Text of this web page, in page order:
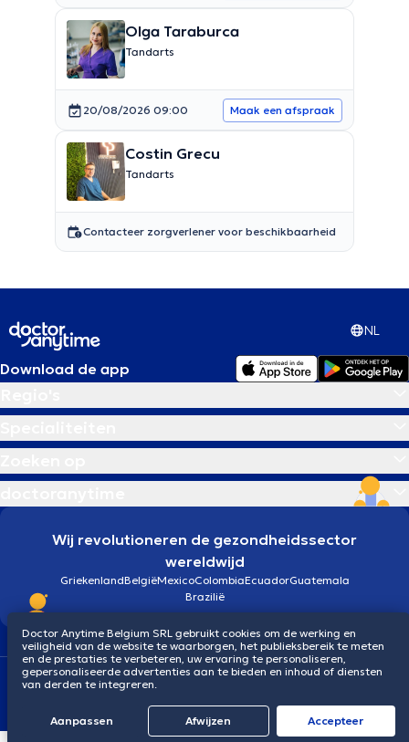
Olga Taraburca
Tandarts
20/08/2026 09:00 Maak een afspraak
Costin Grecu
Tandarts
Contacteer zorgverlener voor beschikbaarheid
NL
Download de app
Wij revolutioneren de gezondheidssector
wereldwijd
GriekenlandBelgiëMexicoColombiaEcuadorGuatemala
Brazilië
Algemene voorwaardenCookiesPrivacybeleid
Doctor Anytime Belgium SRL gebruikt cookies om de werking en
veiligheid van de website te waarborgen, het publieksbereik te meten
en de prestaties te verbeteren, uw ervaring te personaliseren,
gepersonaliseerde advertenties aan te bieden en inhoud of diensten
van derden te integreren.
Aanpassen Afwijzen Αccepteer